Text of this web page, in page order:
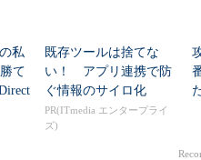
私
て
既存ツールは捨てな
い！ アプリ連携で防
ぐ情報のサイロ化
PR(ITmedia エンタープライ
ズ)